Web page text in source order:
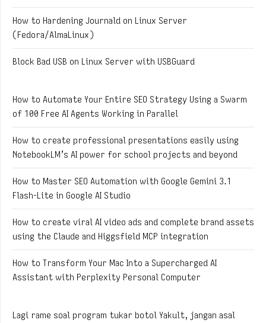
How to Hardening Journald on Linux Server
(Fedora/AlmaLinux)
Block Bad USB on Linux Server with USBGuard
How to Automate Your Entire SEO Strategy Using a Swarm
of 100 Free AI Agents Working in Parallel
How to create professional presentations easily using
NotebookLM’s AI power for school projects and beyond
How to Master SEO Automation with Google Gemini 3.1
Flash-Lite in Google AI Studio
How to create viral AI video ads and complete brand assets
using the Claude and Higgsfield MCP integration
How to Transform Your Mac Into a Supercharged AI
Assistant with Perplexity Personal Computer
Lagi rame soal program tukar botol Yakult, jangan asal